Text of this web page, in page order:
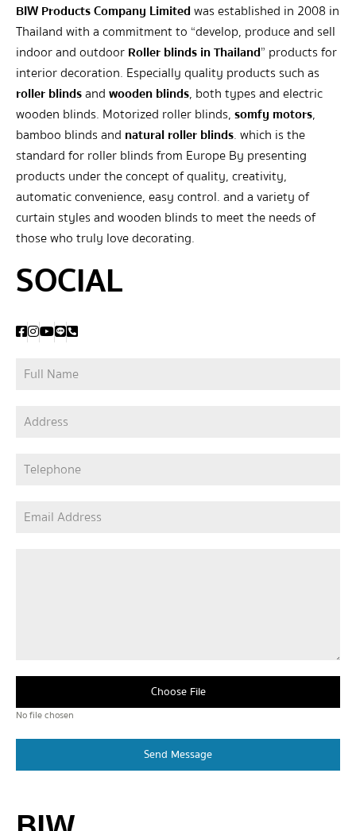
BIW Products Company Limitedwas established in 2008 in
Thailand with a commitment to “develop, produce and sell
indoor and outdoorRoller blinds in Thailand” products for
interior decoration. Especially quality products such as
roller blindsandwooden blinds, both types and electric
wooden blinds. Motorized roller blinds,somfy motors,
bamboo blinds and natural roller blinds. which is the
standard for roller blinds from Europe By presenting
products under the concept of quality, creativity,
automatic convenience, easy control. and a variety of
curtain styles and wooden blinds to meet the needs of
those who truly love decorating.
SOCIAL
Choose File
No file chosen
Send Message